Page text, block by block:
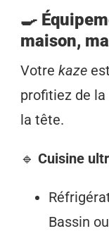
🍳
maison,
Votre kaze est
profitiez de la
la tête.
🔹 Cuisine
Bassin